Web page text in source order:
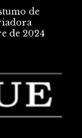
de
de 2024